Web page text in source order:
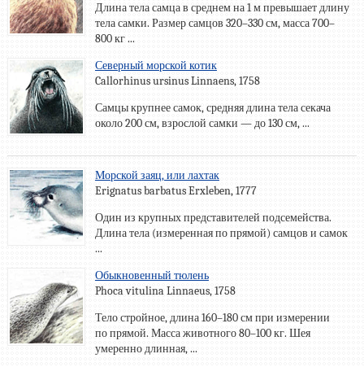
Длина тела самца в среднем на 1 м превышает длину
тела самки. Размер самцов 320–330 см, масса 700–
800 кг ...
Северный морской котик
Callorhinus ursinus Linnaens, 1758
Самцы крупнее самок, средняя длина тела секача
около 200 см, взрослой самки — до 130 см, ...
Морской заяц, или лахтак
Erignatus barbatus Erxleben, 1777
Один из крупных представителей подсемейства.
Длина тела (измеренная по прямой) самцов и самок
...
Обыкновенный тюлень
Phoca vitulina Linnaeus, 1758
Тело стройное, длина 160–180 см при измерении
по прямой. Масса животного 80–100 кг. Шея
умеренно длинная, ...